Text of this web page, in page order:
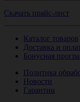
Скачать прайс-лист
Каталог товаров
Доставка и
Бонусная
Политика
Новости
Гарантии